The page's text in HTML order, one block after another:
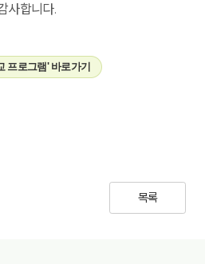
사합니다.
프로그램' 바로가기
목록